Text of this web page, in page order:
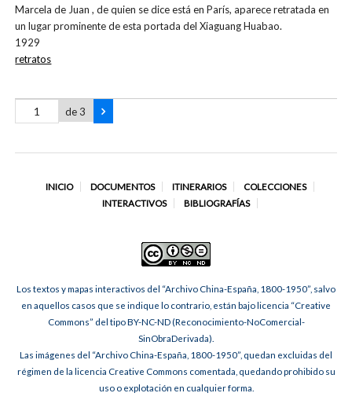
Marcela de Juan , de quien se dice está en París, aparece retratada en
un lugar prominente de esta portada del Xiaguang Huabao.
1929
retratos
de 3
INICIO DOCUMENTOS ITINERARIOS
COLECCIONES
INTERACTIVOS
BIBLIOGRAFÍAS
Los textos y mapas interactivos del “Archivo China-España, 1800-1950”, salvo
en aquellos casos que se indique lo contrario, están bajo licencia “Creative
Commons” del tipo BY-NC-ND (Reconocimiento-NoComercial-
SinObraDerivada).
Las imágenes del “Archivo China-España, 1800-1950”, quedan excluidas del
régimen de la licencia Creative Commons comentada, quedando prohibido su
uso o explotación en cualquier forma.